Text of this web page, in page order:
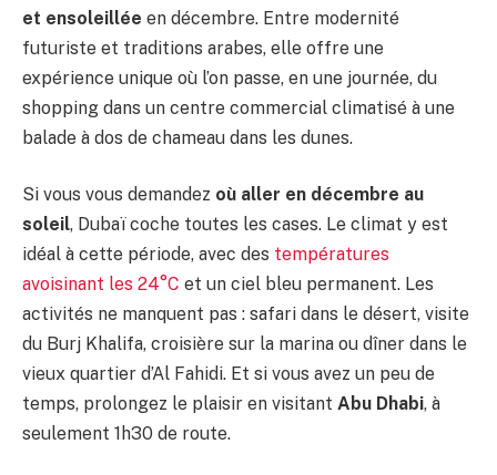
et ensoleillée en décembre. Entre modernité
futuriste et traditions arabes, elle offre une
expérience unique où l’on passe, en une journée, du
shopping dans un centre commercial climatisé à une
balade à dos de chameau dans les dunes.
Si vous vous demandez où aller en décembre au
soleil, Dubaï coche toutes les cases. Le climat y est
idéal à cette période, avec des températures
avoisinant les 24°C et un ciel bleu permanent. Les
activités ne manquent pas : safari dans le désert, visite
du Burj Khalifa, croisière sur la marina ou dîner dans le
vieux quartier d’Al Fahidi. Et si vous avez un peu de
temps, prolongez le plaisir en visitant Abu Dhabi, à
seulement 1h30 de route.